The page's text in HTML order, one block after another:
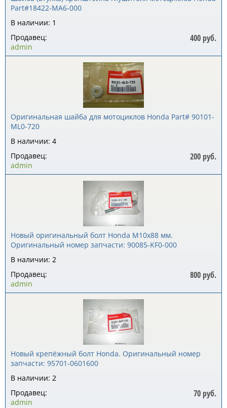
Part#18422-MA6-000
В наличии: 1
400 руб.
Продавец:
admin
Оригинальная шайба для мотоциклов Honda Part# 90101-
ML0-720
В наличии: 4
200 руб.
Продавец:
admin
Новый оригинальный болт Honda M10x88 мм.
Оригинальный номер запчасти: 90085-KF0-000
В наличии: 2
800 руб.
Продавец:
admin
Новый крепёжный болт Honda. Оригинальный номер
запчасти: 95701-0601600
В наличии: 2
70 руб.
Продавец:
admin